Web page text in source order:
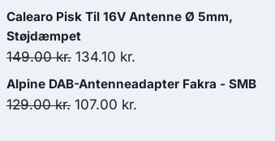
549.00 kr..481.00 kr..
oprindelige
pris
var:
159.00 kr..
aktuelle
127.20 kr..
Calearo Pisk Til 16V Antenne Ø 5mm,
Støjdæmpet
149.00kr. Den
oprindelige
pris
134.10 kr.
aktuelle
Alpine DAB-Antenneadapter Fakra - SMB
129.00kr. Den
107.00 kr.